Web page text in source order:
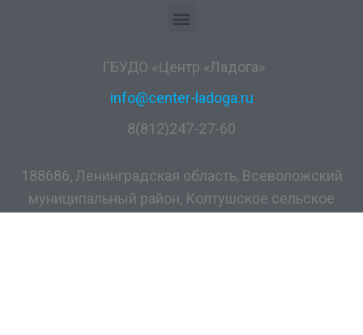
ГБУДО «Центр «Ладога»
info@center-ladoga.ru
8(812)247-27-60
188686, Ленинградская область, Всеволожский
муниципальный район, Колтушское сельское